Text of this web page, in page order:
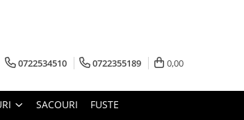
0722534510 0722355189 0,00
SACOURI FUSTE